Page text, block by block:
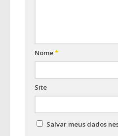
Nome*
Site
Salvar meus dados